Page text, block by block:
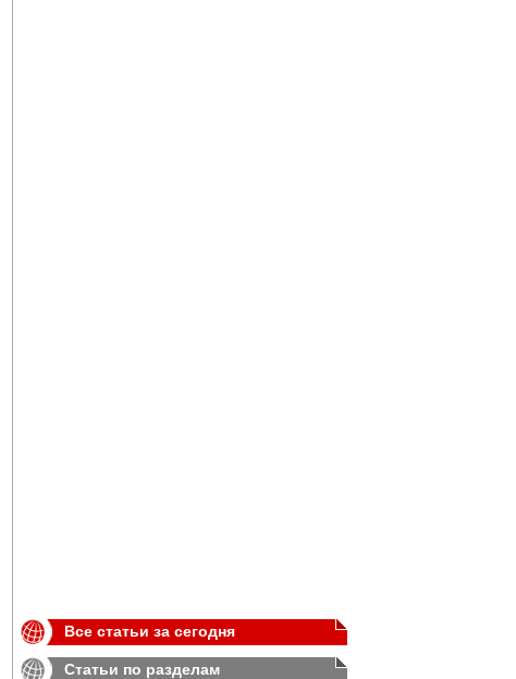
Все статьи за сегодня
Статьи по разделам